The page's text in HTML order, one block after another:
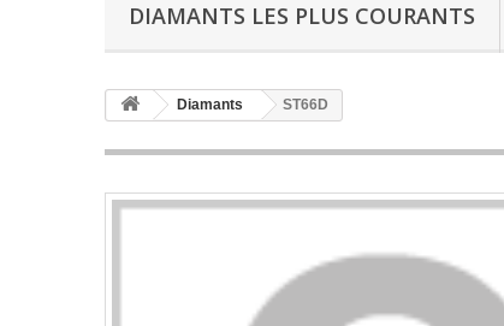
DIAMANTS LES PLUS COURANTS
Diamants ST66D